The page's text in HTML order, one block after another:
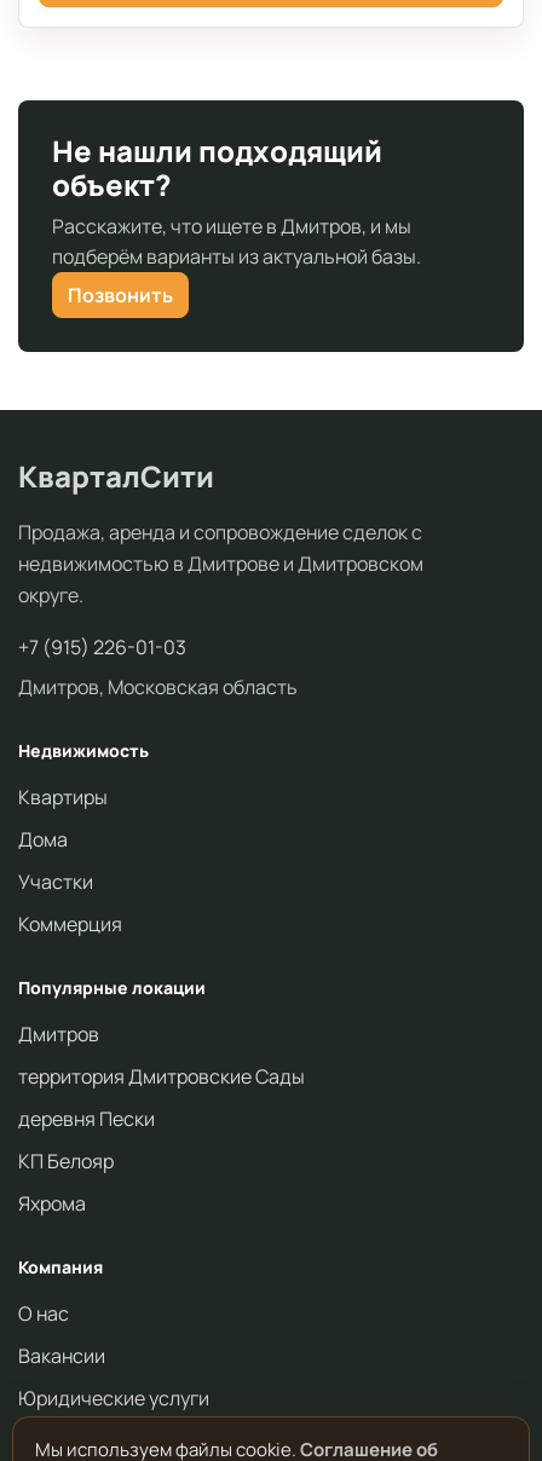
Не нашли подходящий
объект?
Расскажите, что ищете в Дмитров, и мы
подберём варианты из актуальной базы.
Позвонить
КварталСити
Продажа, аренда и сопровождение сделок с
недвижимостью в Дмитрове и Дмитровском
округе.
+7 (915) 226-01-03
Дмитров, Московская область
Недвижимость
Квартиры
Дома
Участки
Коммерция
Популярные локации
Дмитров
территория Дмитровские Сады
деревня Пески
КП Белояр
Яхрома
Компания
О нас
Вакансии
Юридические услуги
Мы используем файлы cookie.Соглашение об